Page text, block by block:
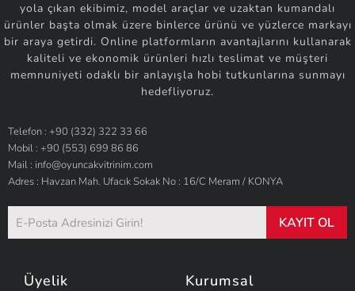
yola çıkan ekibimiz, model araçlar ve uzaktan kumandalı
ürünler başta olmak üzere binlerce ürünü ve yüzlerce markayı
bir araya getirdi. Online platformların avantajlarını kullanarak
kaliteli ve ekonomik ürünleri hızlı teslimat ve müşteri
memnuniyeti odaklı bir anlayışla hobi tutkunlarına sunmayı
hedefliyoruz.
Telefon : +90 (332) 322 33 66
Mobil : +90 (553) 699 86 86
Mail : info@oyuncakvitrinim.com
Adres : Havzan Mah. Ufacık Sokak No : 16/C Meram / KONYA
KAYIT OL
Üyelik Kurumsal